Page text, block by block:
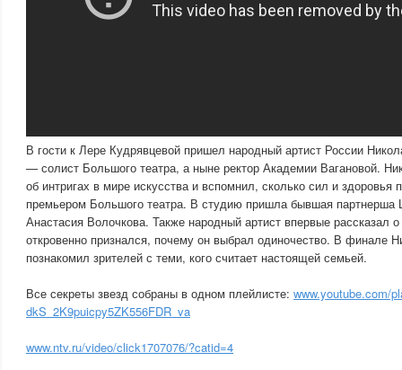
В гости к Лере Кудрявцевой пришел народный артист России
— солист Большого театра, а ныне ректор Академии Вагановой.
об интригах в мире искусства и вспомнил, сколько сил и здоровья
премьером Большого театра. В студию пришла бывшая партнерша
Анастасия Волочкова. Также народный артист впервые рассказал
откровенно признался, почему он выбрал одиночество. В финале
познакомил зрителей с теми, кого считает настоящей семьей.
Все секреты звезд собраны в одном плейлисте: www.youtube.com/
dkS_2K9puicpy5ZK556FDR_va
www.ntv.ru/video/click1707076/?catid=4